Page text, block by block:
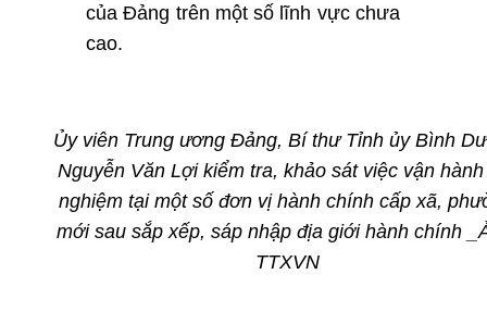
của Đảng trên một số lĩnh vực chưa
cao.
Ủy viên Trung ương Đảng, Bí thư Tỉnh ủy Bình
Nguyễn Văn Lợi kiểm tra, khảo sát việc vận
nghiệm tại một số đơn vị hành chính cấp xã,
mới sau sắp xếp, sáp nhập địa giới hành chính
TTXVN